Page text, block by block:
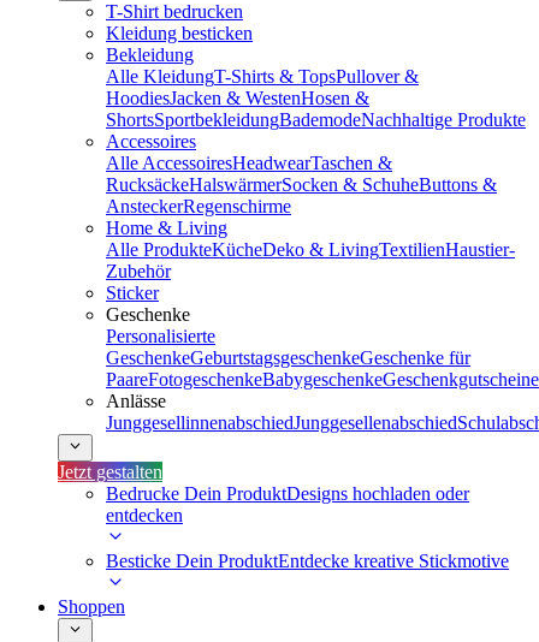
T-Shirt bedrucken
Kleidung besticken
Bekleidung
Alle KleidungT-Shirts & TopsPullover &
HoodiesJacken & WestenHosen &
ShortsSportbekleidungBademodeNachhaltige Produkte
Accessoires
Alle AccessoiresHeadwearTaschen &
RucksäckeHalswärmerSocken & SchuheButtons &
AnsteckerRegenschirme
Home & Living
Alle ProdukteKücheDeko & LivingTextilienHaustier-
Zubehör
Sticker
Geschenke
Personalisierte
GeschenkeGeburtstagsgeschenkeGeschenke für
PaareFotogeschenkeBabygeschenkeGeschenkgutscheine
Anlässe
JunggesellinnenabschiedJunggesellenabschied
Jetzt gestalten
Bedrucke Dein ProduktDesigns hochladen oder
entdecken
Besticke Dein ProduktEntdecke kreative Stickmotive
Shoppen